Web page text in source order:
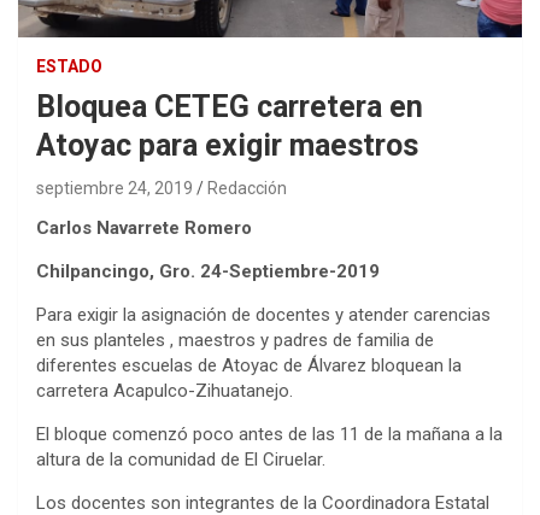
ESTADO
Bloquea CETEG carretera en
Atoyac para exigir maestros
septiembre 24, 2019 Redacción
Carlos Navarrete Romero
Chilpancingo, Gro. 24-Septiembre-2019
Para exigir la asignación de docentes y atender carencias
en sus planteles , maestros y padres de familia de
diferentes escuelas de Atoyac de Álvarez bloquean la
carretera Acapulco-Zihuatanejo.
El bloque comenzó poco antes de las 11 de la mañana a la
altura de la comunidad de El Ciruelar.
Los docentes son integrantes de la Coordinadora Estatal